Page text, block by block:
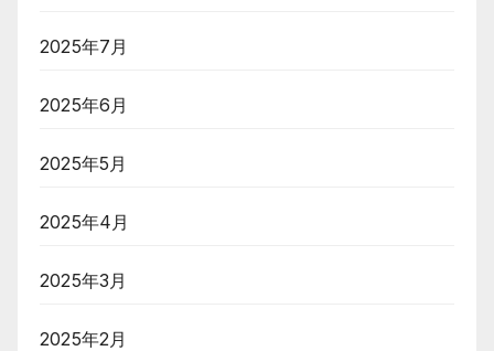
2025年7月
2025年6月
2025年5月
2025年4月
2025年3月
2025年2月